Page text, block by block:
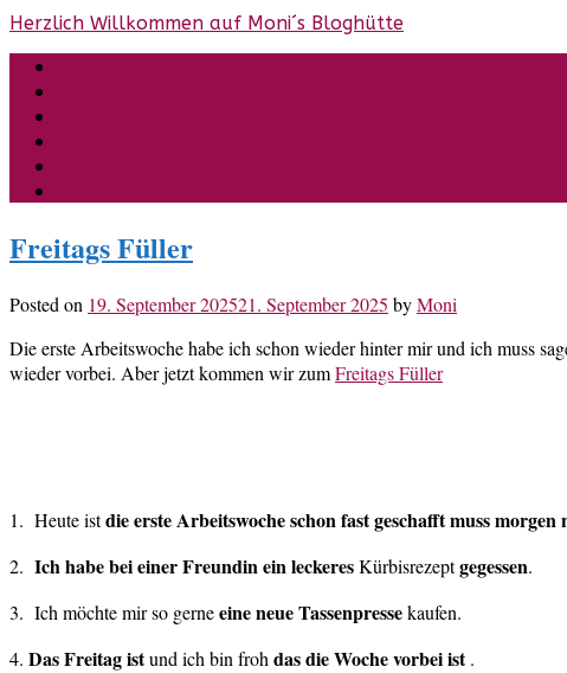
Skip
content
Herzlich Willkommen auf Moni´s Bloghütte
Freitags Füller
Posted on 19. September 202521. September 2025 byMoni
Die erste Arbeitswoche habe ich schon wieder hinter mir und ich muss
wieder vorbei. Aber jetzt kommen wir zumFreitags Füller
1. Heute istdie erste Arbeitswoche schon fast geschafft muss
2. Ich habe bei einer Freundin ein leckeresKürbisrezeptgegessen.
3. Ich möchte mir so gerneeine neue Tassenpressekaufen.
4. Das Freitag istund ich bin froh das die Woche vorbei ist.